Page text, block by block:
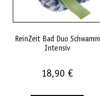
ReinZeit Bad Duo Schwamm
Intensiv
18,90 €